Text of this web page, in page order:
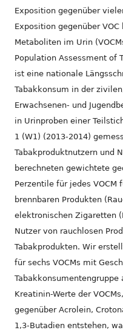
Exposition gegenüber
Exposition gegenüber
Metaboliten im Urin
Population Assessment of
ist eine nationale
Tabakkonsum in der
Erwachsenen- und
in Urinproben einer
1 (W1) (2013-2014)
Tabakproduktnutzern und
berechneten gewichtete
Perzentile für jedes VOCM
brennbaren Produkten
elektronischen Zigaretten
Nutzer von rauchlosen
Tabakprodukten. Wir
für sechs VOCMs mit
Tabakkonsumentengruppe
Kreatinin-Werte der
gegenüber Acrolein,
1,3-Butadien entstehen,